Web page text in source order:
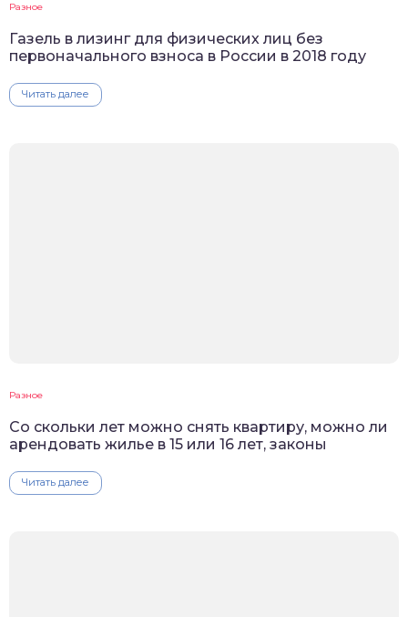
Разное
Газель в лизинг для физических лиц без
первоначального взноса в России в 2018 году
Читать далее
Разное
Со скольки лет можно снять квартиру, можно ли
арендовать жилье в 15 или 16 лет, законы
Читать далее